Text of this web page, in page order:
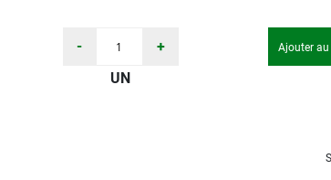
-
+
UN
Ajouter